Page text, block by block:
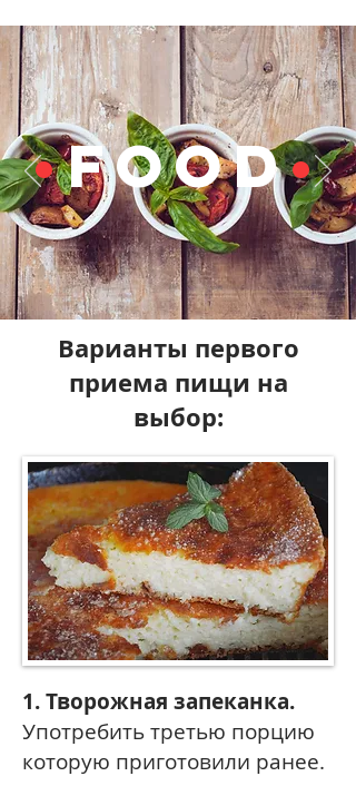
•FOOD•
Варианты первого
приема пищи на
выбор:
1. Творожная запеканка.
Употребить третью порцию
которую приготовили ранее.